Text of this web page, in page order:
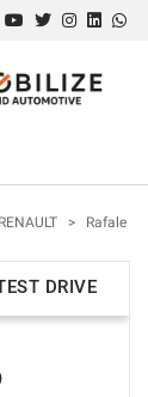
RENAULT > Rafale
DRIVE